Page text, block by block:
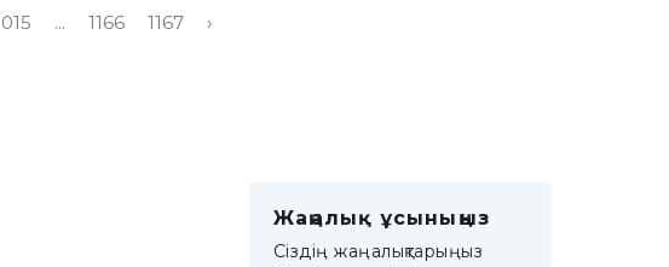
... 1166 1167 ›
Жаңалық ұсыныңыз
Сіздің жаңалықтарыңыз